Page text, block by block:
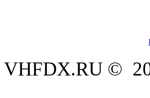
VHFDX.RU ©